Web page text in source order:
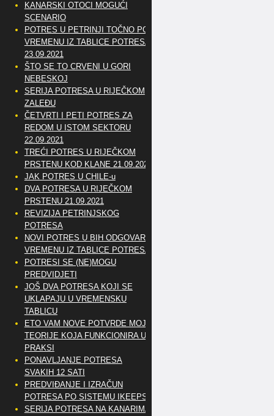
KANARSKI OTOCI MOGUĆI
SCENARIO
POTRES U PETRINJI TOČNO PO
VREMENU IZ TABLICE POTRESA
23.09.2021
ŠTO SE TO CRVENI U GORI
NEBESKOJ
SERIJA POTRESA U RIJEČKOM
ZALEĐU
ČETVRTI I PETI POTRES ZA
REDOM U ISTOM SEKTORU
22.09.2021
TREĆI POTRES U RIJEČKOM
PRSTENU KOD KLANE 21.09.2021
JAK POTRES U CHILE-u
DVA POTRESA U RIJEČKOM
PRSTENU 21.09.2021
REVIZIJA PETRINJSKOG
POTRESA
NOVI POTRES U BIH ODGOVARA
VREMENU IZ TABLICE POTRESA
POTRESI SE (NE)MOGU
PREDVIDJETI
JOŠ DVA POTRESA KOJI SE
UKLAPAJU U VREMENSKU
TABLICU
ETO VAM NOVE POTVRDE MOJE
TEORIJE KOJA FUNKCIONIRA U
PRAKSI
PONAVLJANJE POTRESA
SVAKIH 12 SATI
PREDVIĐANJE I IZRAČUN
POTRESA PO SISTEMU IKEEPS
SERIJA POTRESA NA KANARIMA